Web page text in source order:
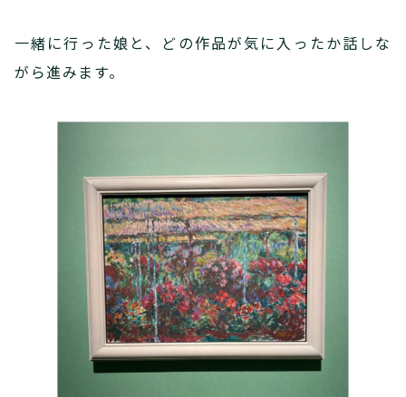
一緒に行った娘と、どの作品が気に入ったか話しな
がら進みます。